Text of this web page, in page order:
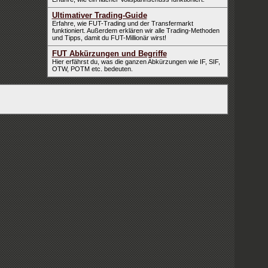
Ultimativer Trading-Guide
Erfahre, wie FUT-Trading und der Transfermarkt
funktioniert. Außerdem erklären wir alle Trading-Methoden
und Tipps, damit du FUT-Millionär wirst!
FUT Abkürzungen und Begriffe
Hier erfährst du, was die ganzen Abkürzungen wie IF, SIF,
OTW, POTM etc. bedeuten.